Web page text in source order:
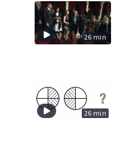
26 min
26 min